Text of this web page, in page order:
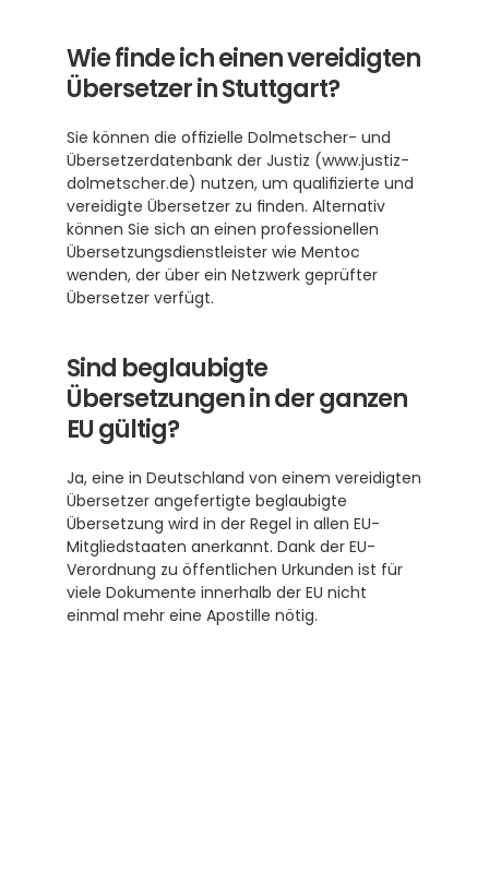
Wie finde ich einen vereidigten
Übersetzer in Stuttgart?
Sie können die offizielle Dolmetscher- und
Übersetzerdatenbank der Justiz (www.justiz-
dolmetscher.de) nutzen, um qualifizierte und
vereidigte Übersetzer zu finden. Alternativ
können Sie sich an einen professionellen
Übersetzungsdienstleister wie Mentoc
wenden, der über ein Netzwerk geprüfter
Übersetzer verfügt.
Sind beglaubigte
Übersetzungen in der ganzen
EU gültig?
Ja, eine in Deutschland von einem vereidigten
Übersetzer angefertigte beglaubigte
Übersetzung wird in der Regel in allen EU-
Mitgliedstaaten anerkannt. Dank der EU-
Verordnung zu öffentlichen Urkunden ist für
viele Dokumente innerhalb der EU nicht
einmal mehr eine Apostille nötig.